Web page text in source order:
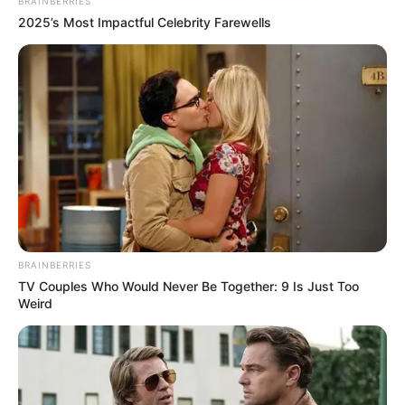
-ad5
2025’s Most Impactful Celebrity Farewells
BRAINBERRIES
TV Couples Who Would Never Be Together: 9 Is Just Too
Weird